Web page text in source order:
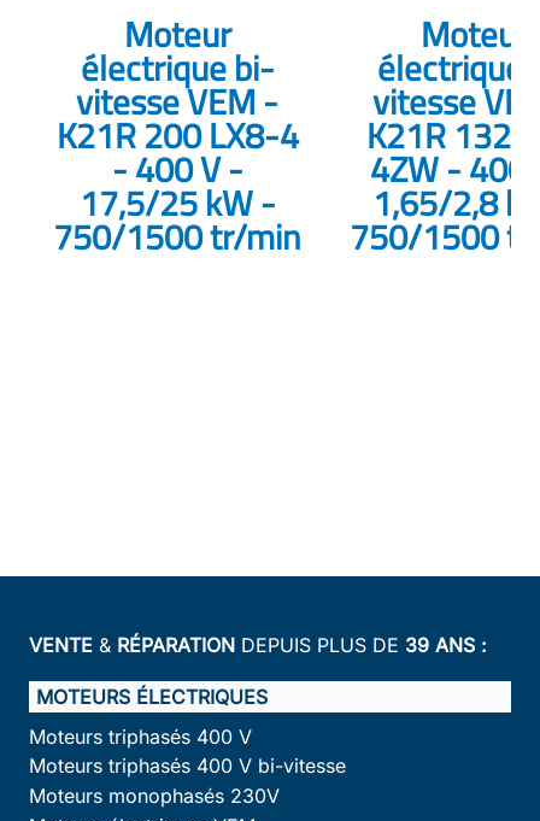
Moteur
électrique bi-
vitesse VEM -
K21R 200 LX8-4
- 400 V -
17,5/25 kW -
750/1500 tr/min
Moteur
électrique
vitesse
K21R 132
4ZW - 400
1,65/2,8
750/1500
VENTE & RÉPARATION DEPUIS PLUS DE 39 ANS :
MOTEURS ÉLECTRIQUES
Moteurs triphasés 400 V
Moteurs triphasés 400 V bi-vitesse
Moteurs monophasés 230V